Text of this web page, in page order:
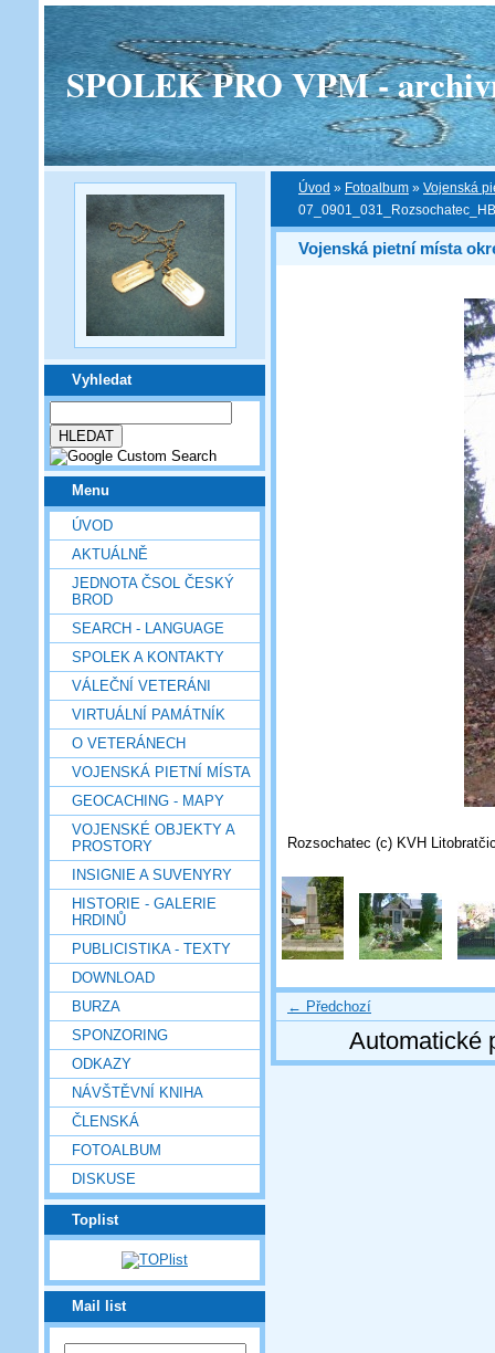
SPOLEK PRO VPM -
Vyhledat
Menu
ÚVOD
AKTUÁLNĚ
JEDNOTA ČSOL ČESKÝ
BROD
SEARCH - LANGUAGE
SPOLEK A KONTAKTY
VÁLEČNÍ VETERÁNI
VIRTUÁLNÍ PAMÁTNÍK
O VETERÁNECH
VOJENSKÁ PIETNÍ MÍSTA
GEOCACHING - MAPY
VOJENSKÉ OBJEKTY A
PROSTORY
INSIGNIE A SUVENYRY
HISTORIE - GALERIE
HRDINŮ
PUBLICISTIKA - TEXTY
DOWNLOAD
BURZA
SPONZORING
ODKAZY
NÁVŠTĚVNÍ KNIHA
ČLENSKÁ
FOTOALBUM
DISKUSE
Toplist
Mail list
Úvod » Fotoalbum » Vojenská
Vojenská pietní místa
Rozsochatec (c) KVH
← Předchozí
Automatické